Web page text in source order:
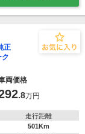
正
両価格
.8万円
走行距離
501Km